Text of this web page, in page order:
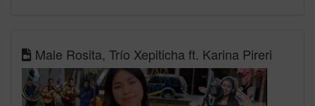
Male Rosita, Trío Xepiticha ft. Karina Pireri